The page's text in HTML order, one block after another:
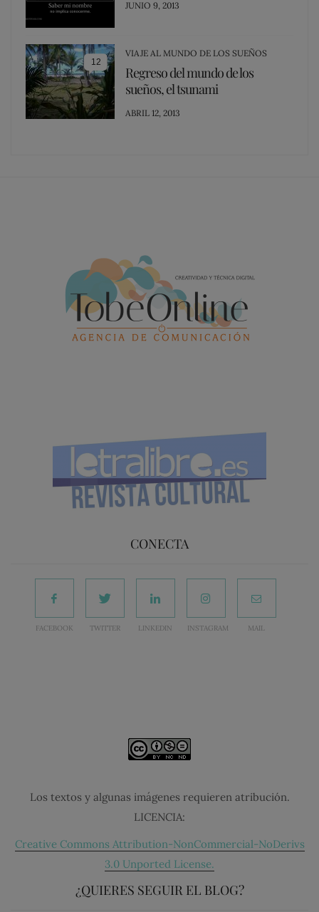
POSTED
JUNIO 9, 2013
12
VIAJE AL MUNDO DE LOS SUEÑOS
Regreso del mundo de los
sueños, el tsunami
POSTED
ABRIL 12, 2013
CONECTA
FACEBOOK TWITTER LINKEDIN INSTAGRAM MAIL
Los textos y algunas imágenes requieren atribución.
LICENCIA:
Creative Commons Attribution-NonCommercial-NoDerivs
3.0 Unported License.
¿QUIERES SEGUIR EL BLOG?